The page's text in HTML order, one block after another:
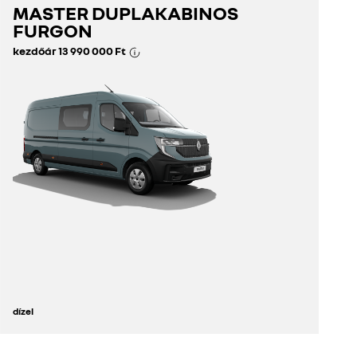
fedezze fel
konfigurátor
MASTER DUPLAKABINOS
FURGON
kezdőár13 990 000 Ft
dízel